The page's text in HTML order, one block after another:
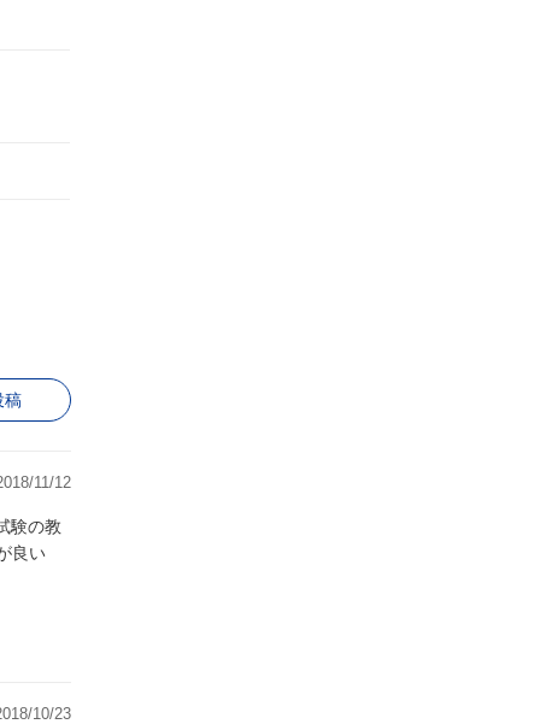
稿
11/12
験の教
良い
10/23